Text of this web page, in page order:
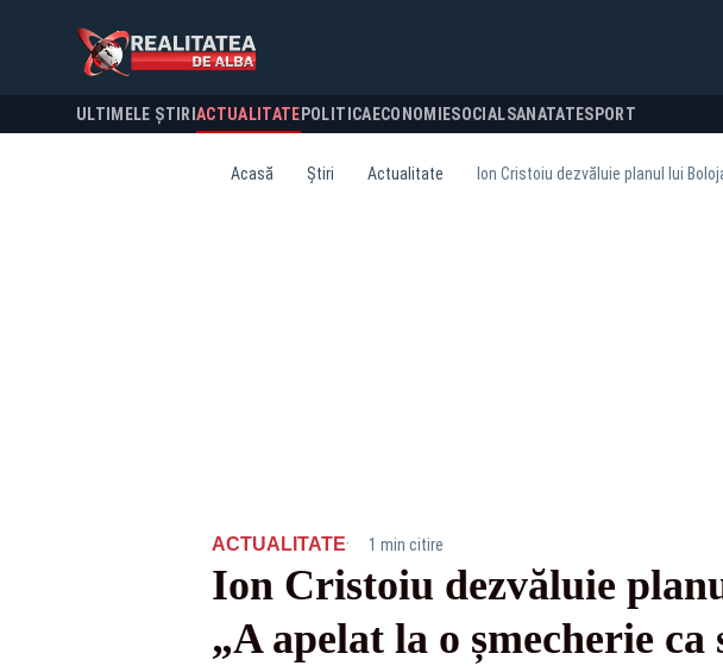
ULTIMELE ȘTIRI ACTUALITATE POLITICA ECONOMIESOCIALSANATATESPORT
Acasă Știri Actualitate Ion Cristoiu dezvăluie planul lui
ACTUALITATE· 1 min citire
Ion Cristoiu dezvăluie
„A apelat la o șmecherie